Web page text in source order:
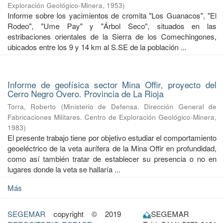
Exploración Geológico-Minera, 1953)
Informe sobre los yacimientos de cromita "Los Guanacos", "El
Rodeo", "Ume Pay" y "Árbol Seco", situados en las
estribaciones orientales de la Sierra de los Comechingones,
ubicados entre los 9 y 14 km al S.SE de la población ...
Informe de geofísica sector Mina Offir, proyecto del
Cerro Negro Overo. Provincia de La Rioja
Torra, Roberto (Ministerio de Defensa. Dirección General de
Fabricaciones Militares. Centro de Exploración Geológico-Minera,
1983)
El presente trabajo tiene por objetivo estudiar el comportamiento
geoeléctrico de la veta aurífera de la Mina Offir en profundidad,
como así también tratar de establecer su presencia o no en
lugares donde la veta se hallaría ...
Más
SEGEMAR copyright © 2019
SEGEMAR